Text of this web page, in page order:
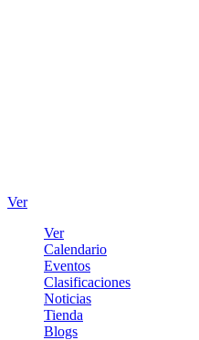
Ver
Ver
Calendario
Eventos
Clasificaciones
Noticias
Tienda
Blogs